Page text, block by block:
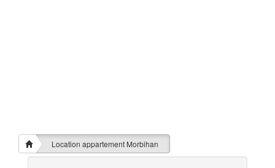
Location appartement Morbihan